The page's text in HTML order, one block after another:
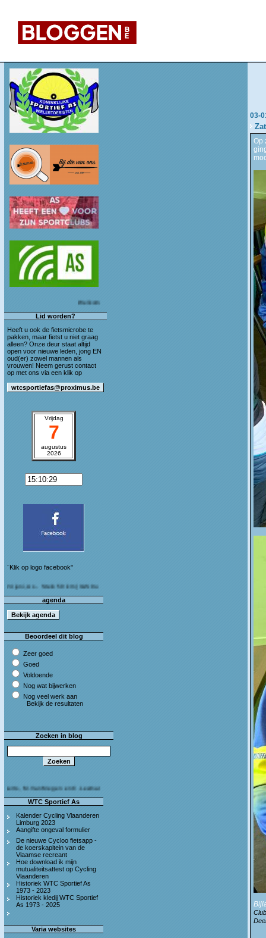
Welkom op de blog van WTC Sportief As!
Lid worden?
Heeft u ook de fietsmicrobe te
pakken, maar fietst u niet graag
alleen? Onze deur staat altijd
open voor nieuwe leden, jong EN
oud(er) zowel mannen als
vrouwen! Neem gerust contact
op met ons via een klik op
Vrijdag
7
augustus
2026
¨Klik op logo facebook"
- Stein 50 km (I&S 9u - 10u30) Café Bij die van ons As
agenda
Beoordeel dit blog
Zeer goed
Goed
Voldoende
Nog wat bijwerken
Nog veel werk aan
Bekijk de resultaten
Zoeken in blog
Megen en C.Leeman - Van harte proficiat!
WTC Sportief As
Kalender Cycling Vlaanderen
Limburg 2023
Aangifte ongeval formulier
De nieuwe Cycloo fietsapp -
de koerskapitein van de
Vlaamse recreant
Hoe download ik mijn
mutualiteitsattest op Cycling
Vlaanderen
Historiek WTC Sportief As
1973 - 2023
Historiek kledij WTC Sportief
As 1973 - 2025
Varia websites
03-
Op